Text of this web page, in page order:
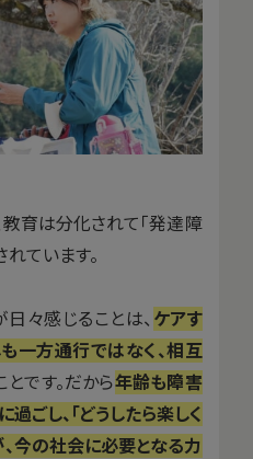
教育は分化されて「発達障
ています。
々感じることは、 ケアす
一方通行ではなく、相互
とです。だから年齢も障害
ごし、「どうしたら楽しく
今の社会に必要となる力